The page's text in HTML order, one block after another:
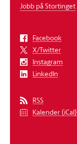
Jobb på Stortinget
Facebook
X/Twitter
Instagram
LinkedIn
RSS
Kalender (iCal)